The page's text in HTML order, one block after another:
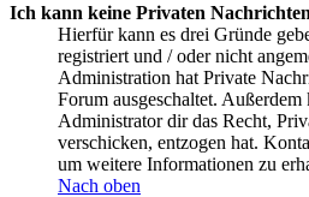
Ich kann keine Privaten
Hierfür kann es drei Gründe
registriert und / oder nicht
Administration hat Private
Forum ausgeschaltet. Außerdem
Administrator dir das Recht,
verschicken, entzogen hat.
um weitere Informationen zu
Nach oben